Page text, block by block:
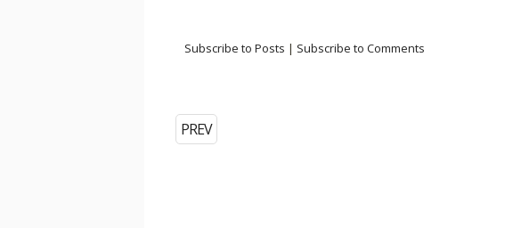
Subscribe to Posts | Subscribe to Comments
PREV